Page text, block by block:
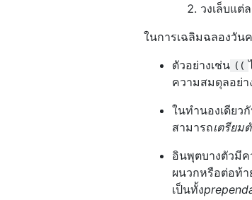
วงเล็บแต่
ในการเฉลิมฉลองวัน
ตัวอย่างเช่น ((
ความสมดุลอย่
ในทำนองเดียว
สามารถเตรียม
อินพุตบางตัวมีค
ผนวกหรือต่อท้
เป็นทั้ง